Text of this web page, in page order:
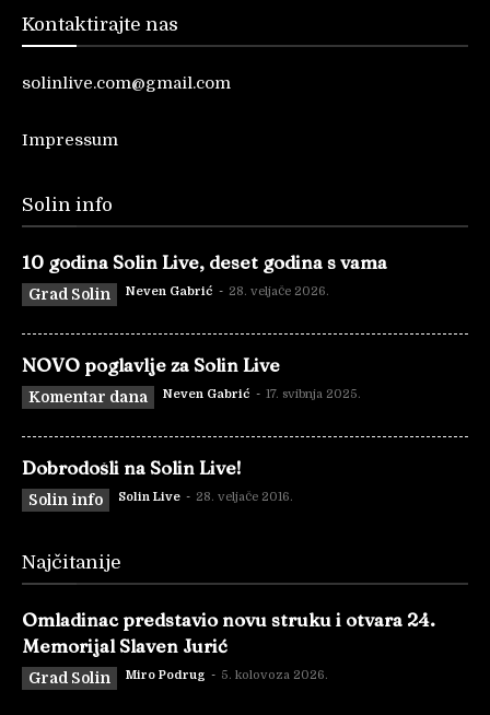
Kontaktirajte nas
solinlive.com@gmail.com
Impressum
Solin info
10 godina Solin Live, deset godina s vama
Grad Solin Neven Gabrić - 28. veljače 2026.
NOVO poglavlje za Solin Live
Komentar dana Neven Gabrić - 17. svibnja 2025.
Dobrodošli na Solin Live!
Solin info Solin Live - 28. veljače 2016.
Najčitanije
Omladinac predstavio novu struku i otvara 24.
Memorijal Slaven Jurić
Grad Solin Miro Podrug - 5. kolovoza 2026.